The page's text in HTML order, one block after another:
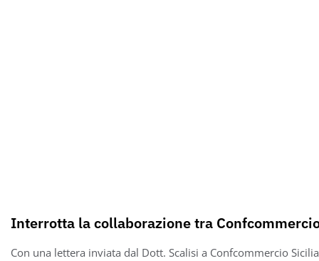
Interrotta la collaborazione tra
Con una lettera inviata dal Dott. Scalisi a Confcommercio